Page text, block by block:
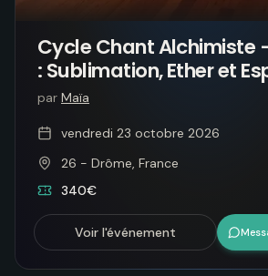
Cycle Chant Alchimiste
: Sublimation, Ether et
par Maïa
vendredi 23 octobre 2026
26 - Drôme, France
340€
Voir l'événement